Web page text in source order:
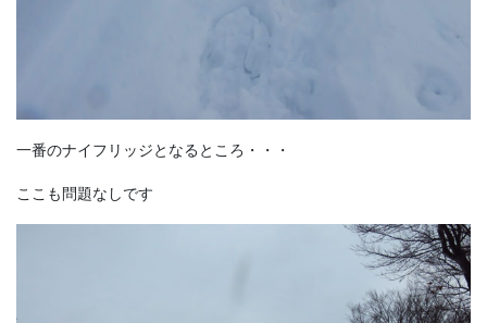
一番のナイフリッジとなるところ・・・
ここも問題なしです